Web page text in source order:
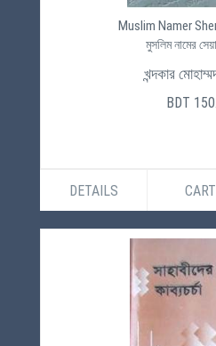
Muslim Namer
মুসলিম নামের
খন্দকার
BDT
DETAILS CART